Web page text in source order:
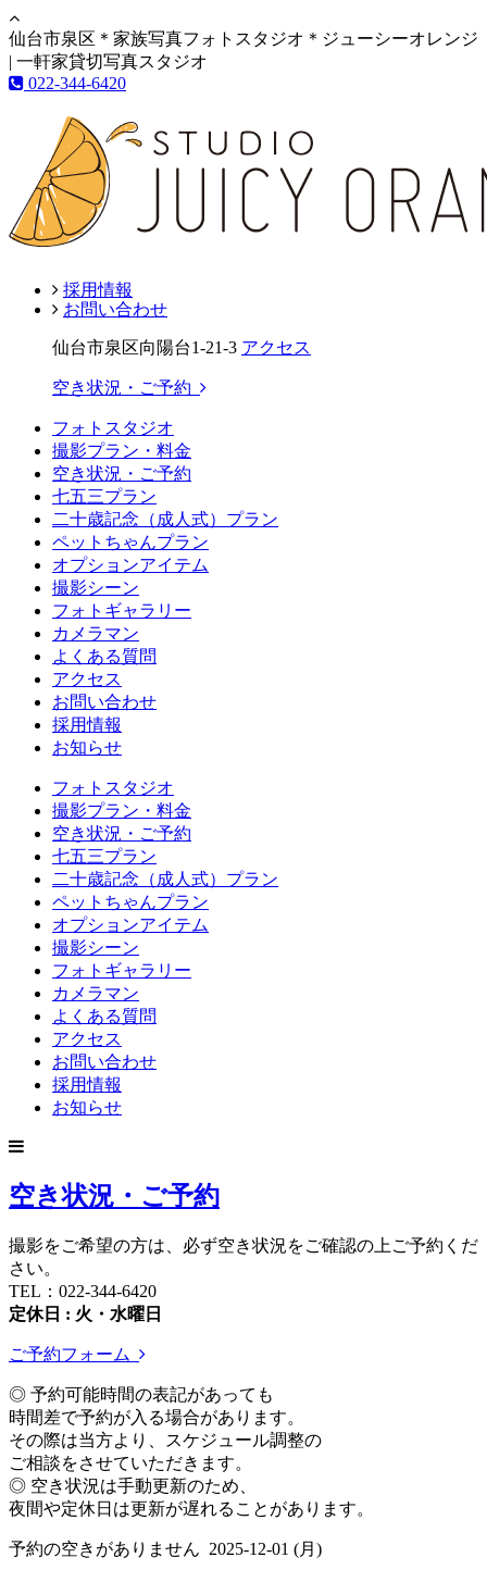
仙台市泉区＊家族写真フォトスタジオ＊ジューシーオレンジ
| 一軒家貸切写真スタジオ
022-344-6420
採用情報
お問い合わせ
仙台市泉区向陽台1-21-3 アクセス
空き状況・ご予約
フォトスタジオ
撮影プラン・料金
空き状況・ご予約
七五三プラン
二十歳記念（成人式）プラン
ペットちゃんプラン
オプションアイテム
撮影シーン
フォトギャラリー
カメラマン
よくある質問
アクセス
お問い合わせ
採用情報
お知らせ
フォトスタジオ
撮影プラン・料金
空き状況・ご予約
七五三プラン
二十歳記念（成人式）プラン
ペットちゃんプラン
オプションアイテム
撮影シーン
フォトギャラリー
カメラマン
よくある質問
アクセス
お問い合わせ
採用情報
お知らせ
空き状況・ご予約
撮影をご希望の方は、必ず空き状況をご確認の上ご予約くだ
さい。
TEL：022-344-6420
定休日 : 火・水曜日
ご予約フォーム
◎ 予約可能時間の表記があっても
時間差で予約が入る場合があります。
その際は当方より、スケジュール調整の
ご相談をさせていただきます。
◎ 空き状況は手動更新のため、
夜間や定休日は更新が遅れることがあります。
予約の空きがありません 2025-12-01 (月)